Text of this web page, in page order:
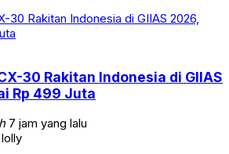
30 Rakitan Indonesia di GIIAS
Rp 499 Juta
7 jam yang lalu